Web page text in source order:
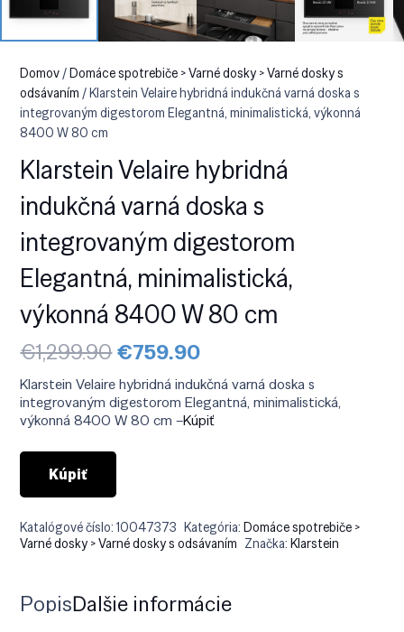
Domov/Domáce spotrebiče > Varné dosky > Varné dosky s
odsávaním / Klarstein Velaire hybridná indukčná varná doska s
integrovaným digestorom Elegantná, minimalistická, výkonná
8400 W 80 cm
Klarstein Velaire hybridná
indukčná varná doska s
integrovaným digestorom
Elegantná, minimalistická,
výkonná 8400 W 80 cm
€1,299.90Pôvodná
cena
bola:
€1,299.90.
€759.90Aktuálna
je:
€759.90.
Klarstein Velaire hybridná indukčná varná doska s
integrovaným digestorom Elegantná, minimalistická,
výkonná 8400 W 80 cm –Kúpiť
Kúpiť
Katalógové číslo:10047373 Kategória:Domáce spotrebiče >
Varné dosky > Varné dosky s odsávaním Značka:Klarstein
PopisĎalšie informácie